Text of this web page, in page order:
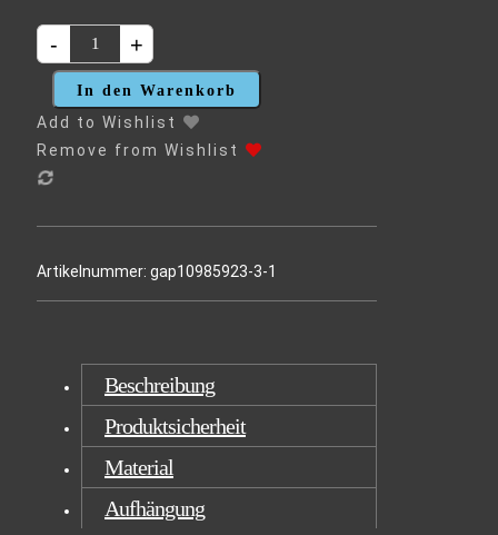
-
DER
AST
AM
EIBSEE
MENGE
+
In den Warenkorb
Add to Wishlist
Remove from Wishlist
Artikelnummer: gap10985923-3-1
Beschreibung
Produktsicherheit
Material
Aufhängung